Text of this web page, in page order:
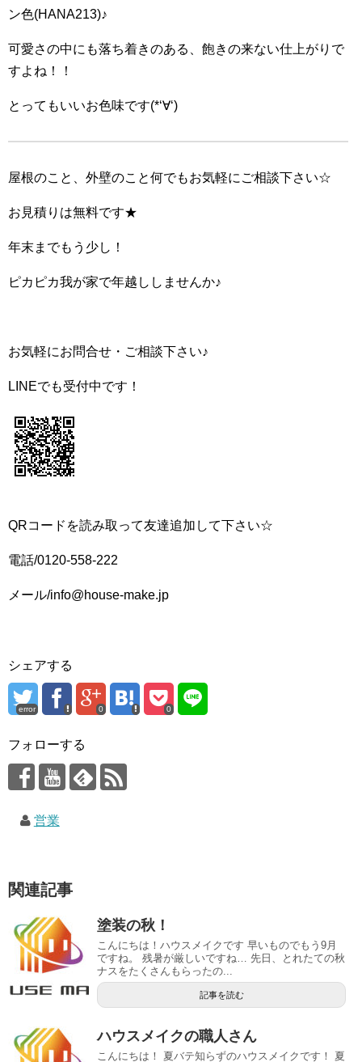
ン色(HANA213)♪
可愛さの中にも落ち着きのある、飽きの来ない仕上がりで
すよね！！
とってもいいお色味です(*‘∀‘)
屋根のこと、外壁のこと何でもお気軽にご相談下さい☆
お見積りは無料です★
年末までもう少し！
ピカピカ我が家で年越ししませんか♪
お気軽にお問合せ・ご相談下さい♪
LINEでも受付中です！
QRコードを読み取って友達追加して下さい☆
電話/0120-558-222
メール/info@house-make.jp
シェアする
error 0 0
フォローする
営業
関連記事
塗装の秋！
こんにちは！ハウスメイクです 早いものでもう9月
ですね。 残暑が厳しいですね… 先日、とれたての秋
ナスをたくさんもらったの...
記事を読む
ハウスメイクの職人さん
こんにちは！ 夏バテ知らずのハウスメイクです！ 夏